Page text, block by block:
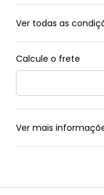
Ver todas as
Ver mais